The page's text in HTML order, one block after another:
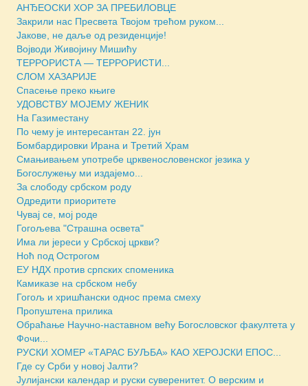
АНЂЕОСКИ ХОР ЗА ПРЕБИЛОВЦЕ
Закрили нас Пресвета Твојом трећом руком...
Јакове, не даље од резиденције!
Војводи Живојину Мишићу
ТЕРРОРИСТА — ТЕРРОРИСТИ...
СЛОМ ХАЗАРИЈЕ
Спасење преко књиге
УДОВСТВУ МОЈЕМУ ЖЕНИК
На Газиместану
По чему је интересантан 22. јун
Бомбардировки Ирана и Третий Храм
Смањивањем употребе црквенословенског језика у
Богослужењу ми издајемо...
За слободу србском роду
Одредити приоритете
Чувај се, мој роде
Гогољева "Страшна освета"
Има ли јереси у Србској цркви?
Ноћ под Острогом
ЕУ НДХ против српских споменика
Камиказе на србском небу
Гогољ и хришћански однос према смеху
Пропуштена прилика
Обраћање Научно-наставном већу Богословског факултета у
Фочи...
РУСКИ ХОМЕР «ТАРАС БУЉБА» КАО ХЕРОЈСКИ ЕПОС...
Где су Срби у новој Јалти?
Јулијански календар и руски суверенитет. О верским и